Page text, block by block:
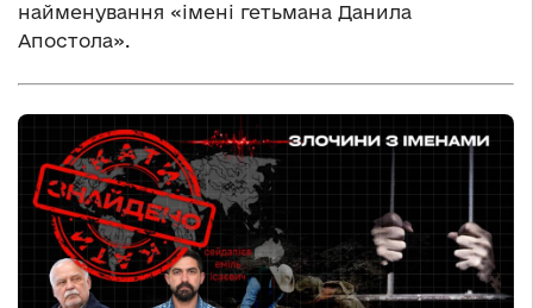
найменування «імені гетьмана Данила
Апостола».